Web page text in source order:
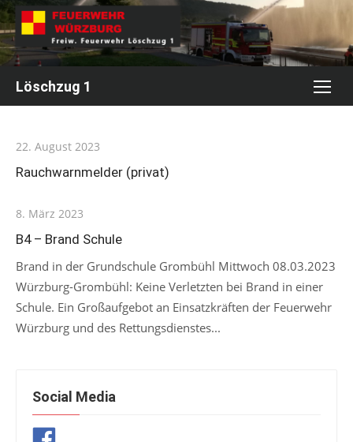
Skip
to
content
Löschzug 1
Posted
on
22. August 2023
Rauchwarnmelder (privat)
Posted
on
8. März 2023
B4 – Brand Schule
Brand in der Grundschule Grombühl Mittwoch 08.03.2023
Würzburg-Grombühl: Keine Verletzten bei Brand in einer
Schule. Ein Großaufgebot an Einsatzkräften der Feuerwehr
Würzburg und des Rettungsdienstes...
Social Media